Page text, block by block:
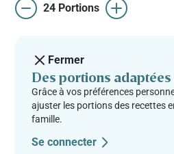
24 Portions
Fermer
Des portions
Grâce à vos préférences
ajuster les portions des recettes
famille.
Se connecter